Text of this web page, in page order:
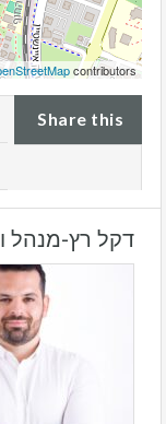
contributors
Share this
דקל רץ-מנהל